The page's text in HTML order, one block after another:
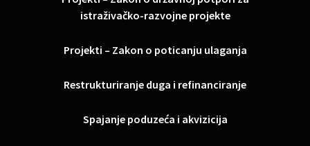
istraživačko-razvojne projekte
Projekti – Zakon o poticanju ulaganja
Restrukturiranje duga i refinanciranje
Spajanje poduzeća i akvizicija